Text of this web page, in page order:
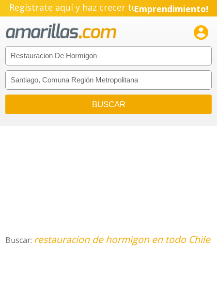
Regístrate aquí y haz crecer tuEmprendimiento!

Buscar: restauracion de hormigon en todo Chile